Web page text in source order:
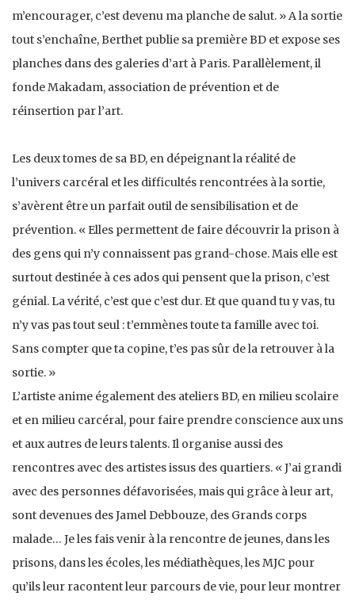
m’encourager, c’est devenu ma planche de salut. » A la sortie
tout s’enchaîne, Berthet publie sa première BD et expose ses
planches dans des galeries d’art à Paris. Parallèlement, il
fonde Makadam, association de prévention et de
réinsertion par l’art.
Les deux tomes de sa BD, en dépeignant la réalité de
l’univers carcéral et les difficultés rencontrées à la sortie,
s’avèrent être un parfait outil de sensibilisation et de
prévention. « Elles permettent de faire découvrir la prison à
des gens qui n’y connaissent pas grand-chose. Mais elle est
surtout destinée à ces ados qui pensent que la prison, c’est
génial. La vérité, c’est que c’est dur. Et que quand tu y vas, tu
n’y vas pas tout seul : t’emmènes toute ta famille avec toi.
Sans compter que ta copine, t’es pas sûr de la retrouver à la
sortie. »
L’artiste anime également des ateliers BD, en milieu scolaire
et en milieu carcéral, pour faire prendre conscience aux uns
et aux autres de leurs talents. Il organise aussi des
rencontres avec des artistes issus des quartiers. « J’ai grandi
avec des personnes défavorisées, mais qui grâce à leur art,
sont devenues des Jamel Debbouze, des Grands corps
malade… Je les fais venir à la rencontre de jeunes, dans les
prisons, dans les écoles, les médiathèques, les MJC pour
qu’ils leur racontent leur parcours de vie, pour leur montrer